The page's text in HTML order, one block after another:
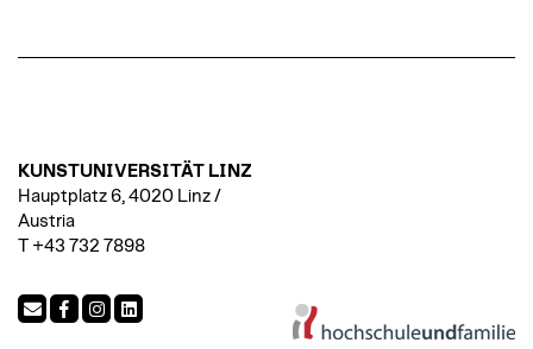
KUNSTUNIVERSITÄT LINZ
Hauptplatz 6, 4020 Linz /
Austria
T +43 732 7898